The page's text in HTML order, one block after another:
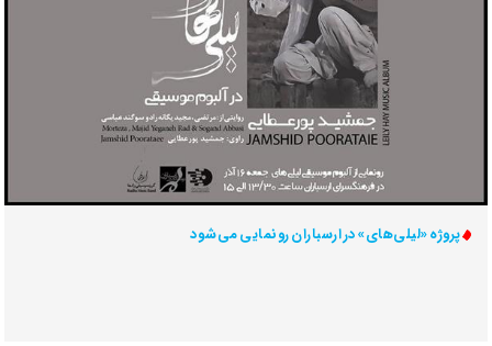
پروژه «لیلی‌های» در ارسباران رونمایی می‌شود